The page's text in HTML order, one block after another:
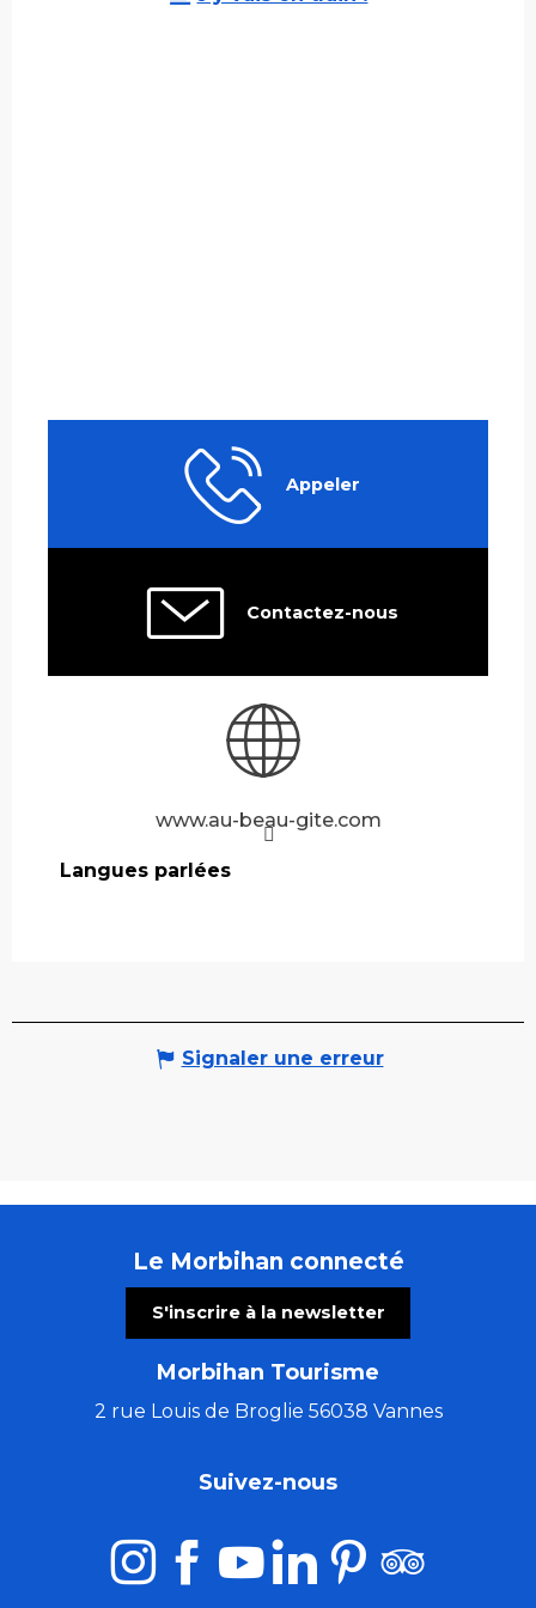
Appeler
Contactez-nous
www.au-beau-gite.com
Langues parlées
Langues parlées
Signaler une erreur
Le Morbihan connecté
S'inscrire à la newsletter
Morbihan Tourisme
2 rue Louis de Broglie 56038 Vannes
Suivez-nous